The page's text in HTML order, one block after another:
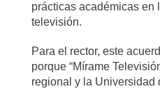
prácticas académicas en
televisión.
Para el rector, este
porque “Mírame
regional y la Universidad